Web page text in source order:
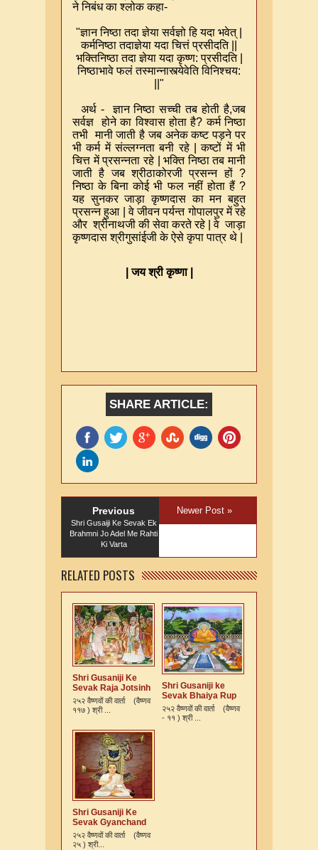
ने निबंध का श्लोक कहा-
"ज्ञान निष्ठा तदा ज्ञेया सर्वज्ञो हि यदा भवेत्
कर्मनिष्ठा तदाज्ञेया यदा चित्तं प्रसीदति
भक्तिनिष्ठा तदा ज्ञेया यदा कृष्ण: प्रसीदति
निष्ठाभावे फलं तस्मान्नास्त्येवेति विनिश्चय:
||"
अर्थ - ज्ञान निष्ठा सच्ची तब होती है,जब
सर्वज्ञ होने का विश्वास होता है?कर्म निष्ठा
तभी मानी जाती है जब अनेक कष्ट पड़ने पर
भी कर्म में संल्लग्नता बनी रहे
|कष्टों में भी
चित्त में प्रसन्नता रहे
|भक्ति निष्ठा तब मानी
जाती है जब श्रीठाकोरजी प्रसन्न हों ?
निष्ठा के बिना कोई भी फल नहीं होता हैं ?
यह सुनकर जाड़ा कृष्णदास का मन बहुत
प्रसन्न हुआ
|वे जीवन पर्यन्त गोपालपुर में रहे
और श्रीनाथजी की सेवा करते रहे
|वे जाड़ा
कृष्णदास श्रीगुसांईजी के ऐसे कृपा पात्र थे
जय श्री कृष्णा
SHARE ARTICLE:
Previous
Shri Gusaiji Ke Sevak Ek
Brahmni Jo Adel Me Rahti
Ki Varta
Newer Post »
RELATED POSTS
Shri Gusaniji Ke
Sevak Raja Jotsinh
Ki Varta
२५२ वैष्णवों की वार्ता (वैष्णव
११७ ) श्री ...
Shri Gusaniji ke
Sevak Bhaiya Rup
Murari Kshatriya Ki
Varta
२५२ वैष्णवों की वार्ता (वैष्णव
- ११ ) श्री ...
Shri Gusaniji Ke
Sevak Gyanchand
Ki Varta
२५२ वैष्णवों की वार्ता (वैष्णव
२५ ) श्री...